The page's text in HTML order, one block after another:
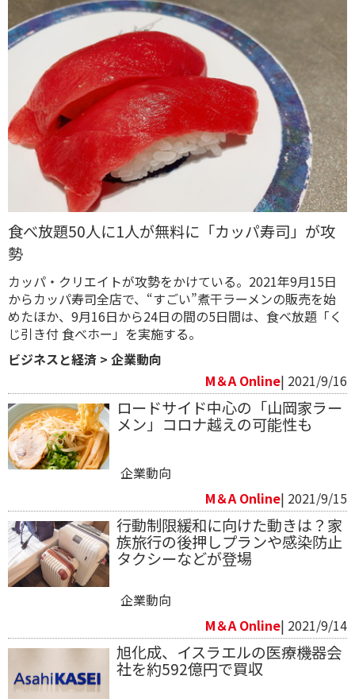
食べ放題50人に1人が無料に「カッパ寿司」が攻
勢
カッパ・クリエイトが攻勢をかけている。2021年9月15日
からカッパ寿司全店で、“すごい”煮干ラーメンの販売を始
めたほか、9月16日から24日の間の5日間は、食べ放題「く
じ引き付 食べホー」を実施する。
ビジネスと経済 > 企業動向
M＆A Online| 2021/9/16
ロードサイド中心の「山岡家ラー
メン」コロナ越えの可能性も
企業動向
M＆A Online| 2021/9/15
行動制限緩和に向けた動きは？家
族旅行の後押しプランや感染防止
タクシーなどが登場
企業動向
M＆A Online| 2021/9/14
旭化成、イスラエルの医療機器会
社を約592億円で買収